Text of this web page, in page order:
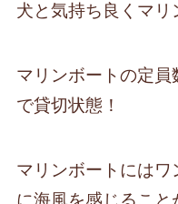
犬と気持ち良くマリ
マリンボートの定
で貸切状態！
マリンボートには
に海風を感じること